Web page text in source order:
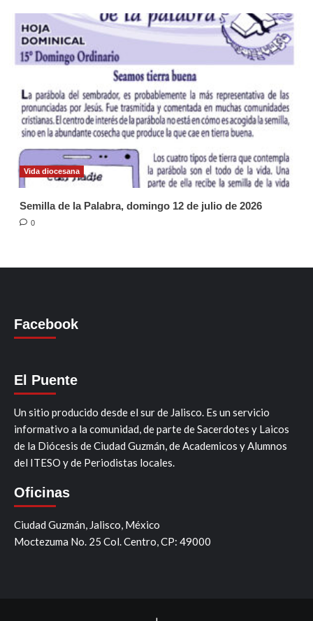
Vida diocesana
Semilla de la Palabra, domingo 12 de julio de 2026
0
Facebook
El Puente
Un sitio producido desde el sur de Jalisco. Es un servicio
informativo a la comunidad, de parte de Sacerdotes y Laicos
de la Diócesis de Ciudad Guzmán, de Academicos y Alumnos
del ITESO y de Periodistas locales.
Oficinas
Ciudad Guzmán, Jalisco, México
Moctezuma No. 25 Col. Centro, CP: 49000